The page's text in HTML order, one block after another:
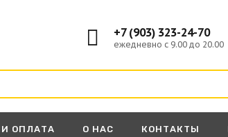
+7 (903) 323-24-70
ежедневно с 9.00 до 20.00
ОПЛАТА О НАС КОНТАКТЫ